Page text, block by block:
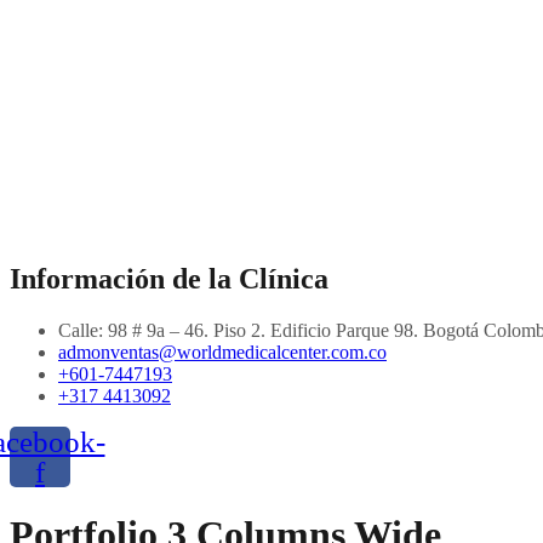
Información de la Clínica
Calle: 98 # 9a – 46. Piso 2. Edificio Parque 98. Bogotá
admonventas@worldmedicalcenter.com.co
+601-7447193
+317 4413092
f